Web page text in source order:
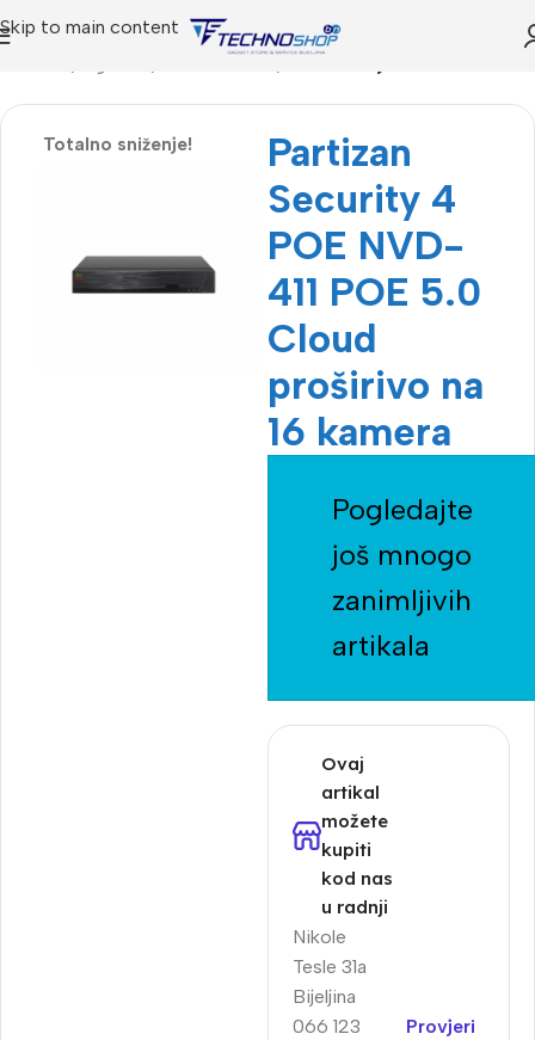
Skip to main content
Totalno sniženje!
Partizan
Security 4
POE NVD-
411 POE 5.0
Cloud
proširivo na
16 kamera
Pogledajte
još mnogo
zanimljivih
artikala
Ovaj
artikal
možete
kupiti
kod nas
u radnji
Nikole
Tesle 31a
Bijeljina
066 123
Provjeri